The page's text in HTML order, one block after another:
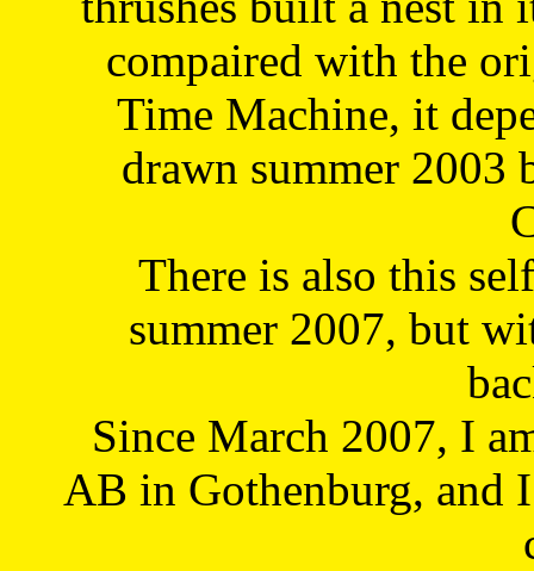
compaired with the
Time Machine, it
drawn summer 2003
There is also this
summer 2007, but
Since March 2007, I
AB in Gothenburg, and